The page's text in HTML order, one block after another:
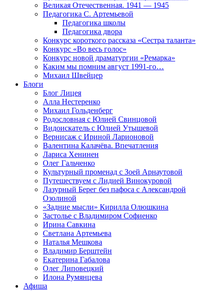
Великая Отечественная. 1941 — 1945
Педагогика С. Артемьевой
Педагогика школы
Педагогика двора
Конкурс короткого рассказа «Сестра таланта»
Конкурс «Во весь голос»
Конкурс новой драматургии «Ремарка»
Каким мы помним август 1991-го…
Михаил Швейцер
Блоги
Блог Лицея
Алла Нестеренко
Михаил Гольденберг
Родословная с Юлией Свинцовой
Видоискатель с Юлией Утышевой
Вернисаж с Ириной Ларионовой
Валентина Калачёва. Впечатления
Лариса Хенинен
Олег Гальченко
Культурный променад с Зоей Арнаутовой
Путешествуем с Лидией Винокуровой
Лазурный Берег без пафоса с Александрой
Озолиной
«Задние мысли» Кирилла Олюшкина
Застолье с Владимиром Софиенко
Ирина Савкина
Светлана Артемьева
Наталья Мешкова
Владимир Берштейн
Екатерина Габалова
Олег Липовецкий
Илона Румянцева
Афиша